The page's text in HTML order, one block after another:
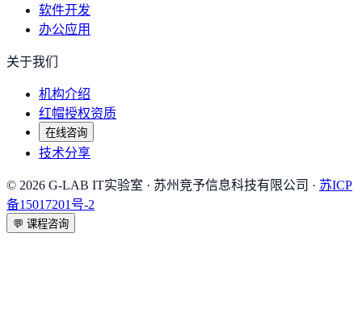
软件开发
办公应用
关于我们
机构介绍
红帽授权资质
在线咨询
技术分享
© 2026 G-LAB IT实验室 · 苏州竞予信息科技有限公司 · 苏ICP
备15017201号-2
💬 课程咨询